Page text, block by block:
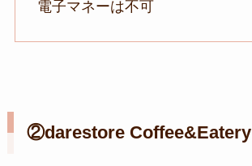
電子マネーは不可
②darestore Coffee&Eatery